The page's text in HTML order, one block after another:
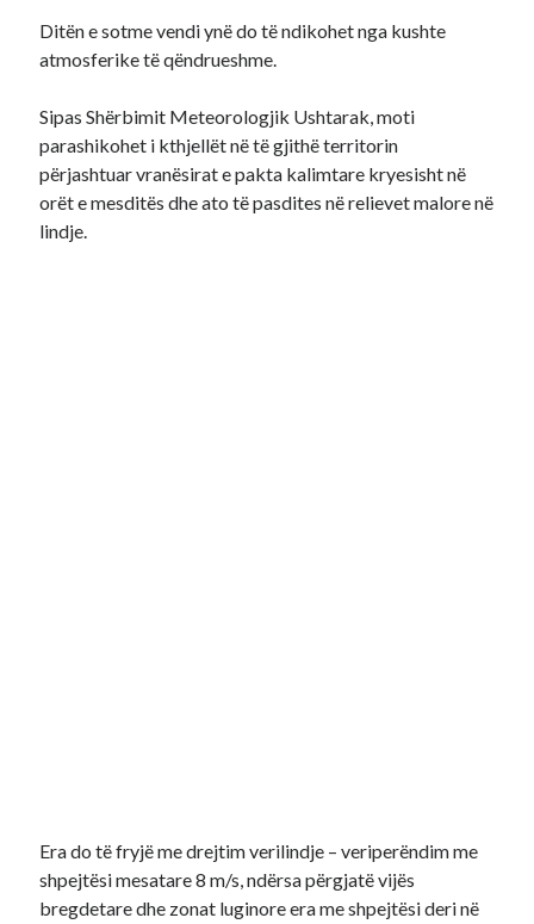
Ditën e sotme vendi ynë do të ndikohet nga kushte
atmosferike të qëndrueshme.
Sipas Shërbimit Meteorologjik Ushtarak, moti
parashikohet i kthjellët në të gjithë territorin
përjashtuar vranësirat e pakta kalimtare kryesisht në
orët e mesditës dhe ato të pasdites në relievet malore në
lindje.
Era do të fryjë me drejtim verilindje – veriperëndim me
shpejtësi mesatare 8 m/s, ndërsa përgjatë vijës
bregdetare dhe zonat luginore era me shpejtësi deri në